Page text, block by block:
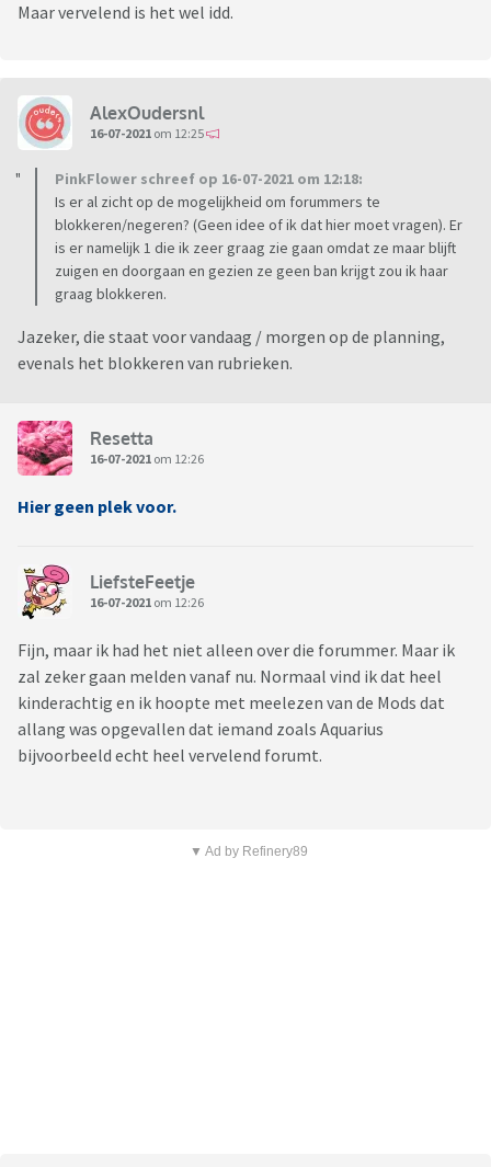
Maar vervelend is het wel idd.
AlexOudersnl
16-07-2021 om 12:25
PinkFlower schreef op 16-07-2021 om 12:18:
Is er al zicht op de mogelijkheid om forummers te
blokkeren/negeren? (Geen idee of ik dat hier moet vragen). Er
is er namelijk 1 die ik zeer graag zie gaan omdat ze maar blijft
zuigen en doorgaan en gezien ze geen ban krijgt zou ik haar
graag blokkeren.
Jazeker, die staat voor vandaag / morgen op de planning,
evenals het blokkeren van rubrieken.
Resetta
16-07-2021 om 12:26
Hier geen plek voor.
LiefsteFeetje
16-07-2021 om 12:26
Fijn, maar ik had het niet alleen over die forummer. Maar ik
zal zeker gaan melden vanaf nu. Normaal vind ik dat heel
kinderachtig en ik hoopte met meelezen van de Mods dat
allang was opgevallen dat iemand zoals Aquarius
bijvoorbeeld echt heel vervelend forumt.
▼ Ad by Refinery89